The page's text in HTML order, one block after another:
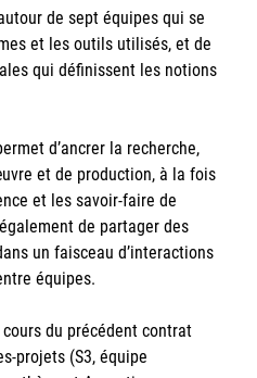
de sept équipes qui se
et les outils utilisés, et de
qui définissent les notions
d’ancrer la recherche,
et de production, à la fois
et les savoir-faire de
de partager des
un faisceau d’interactions
équipes.
du précédent contrat
projets (S3, équipe